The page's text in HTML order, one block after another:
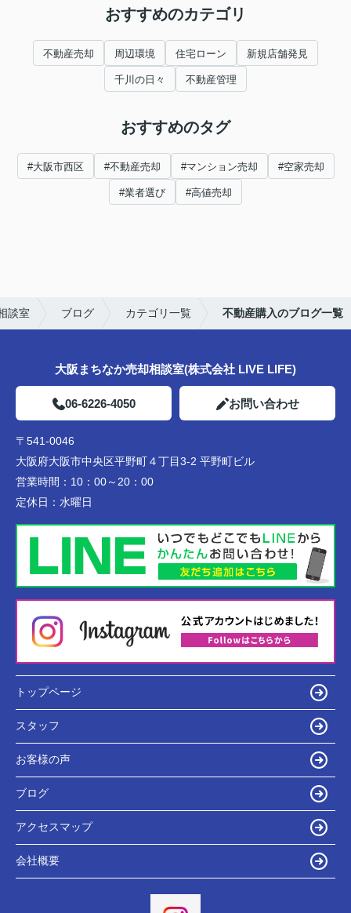
おすすめのカテゴリ
不動産売却 周辺環境 住宅ローン 新規店舗発見
千川の日々 不動産管理
おすすめのタグ
#大阪市西区 #不動産売却 #マンション売却 #空家売却
#業者選び #高値売却
談室 ブログ カテゴリ一覧 不動産購入のブログ一覧
大阪まちなか売却相談室(株式会社 LIVE LIFE)
06-6226-4050 お問い合わせ
〒541-0046
大阪府大阪市中央区平野町４丁目3-2 平野町ビル
営業時間： 10：00～20：00
定休日： 水曜日
トップページ
スタッフ
お客様の声
ブログ
アクセスマップ
会社概要